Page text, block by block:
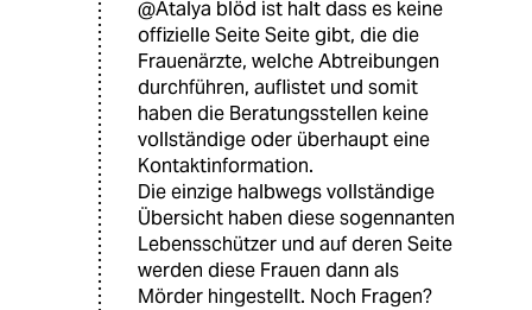
@Atalya blöd ist halt dass es keine
offizielle Seite Seite gibt, die die
Frauenärzte, welche Abtreibungen
durchführen, auflistet und somit
haben die Beratungsstellen keine
vollständige oder überhaupt eine
Kontaktinformation.
Die einzige halbwegs vollständige
Übersicht haben diese sogennanten
Lebensschützer und auf deren Seite
werden diese Frauen dann als
Mörder hingestellt. Noch Fragen?